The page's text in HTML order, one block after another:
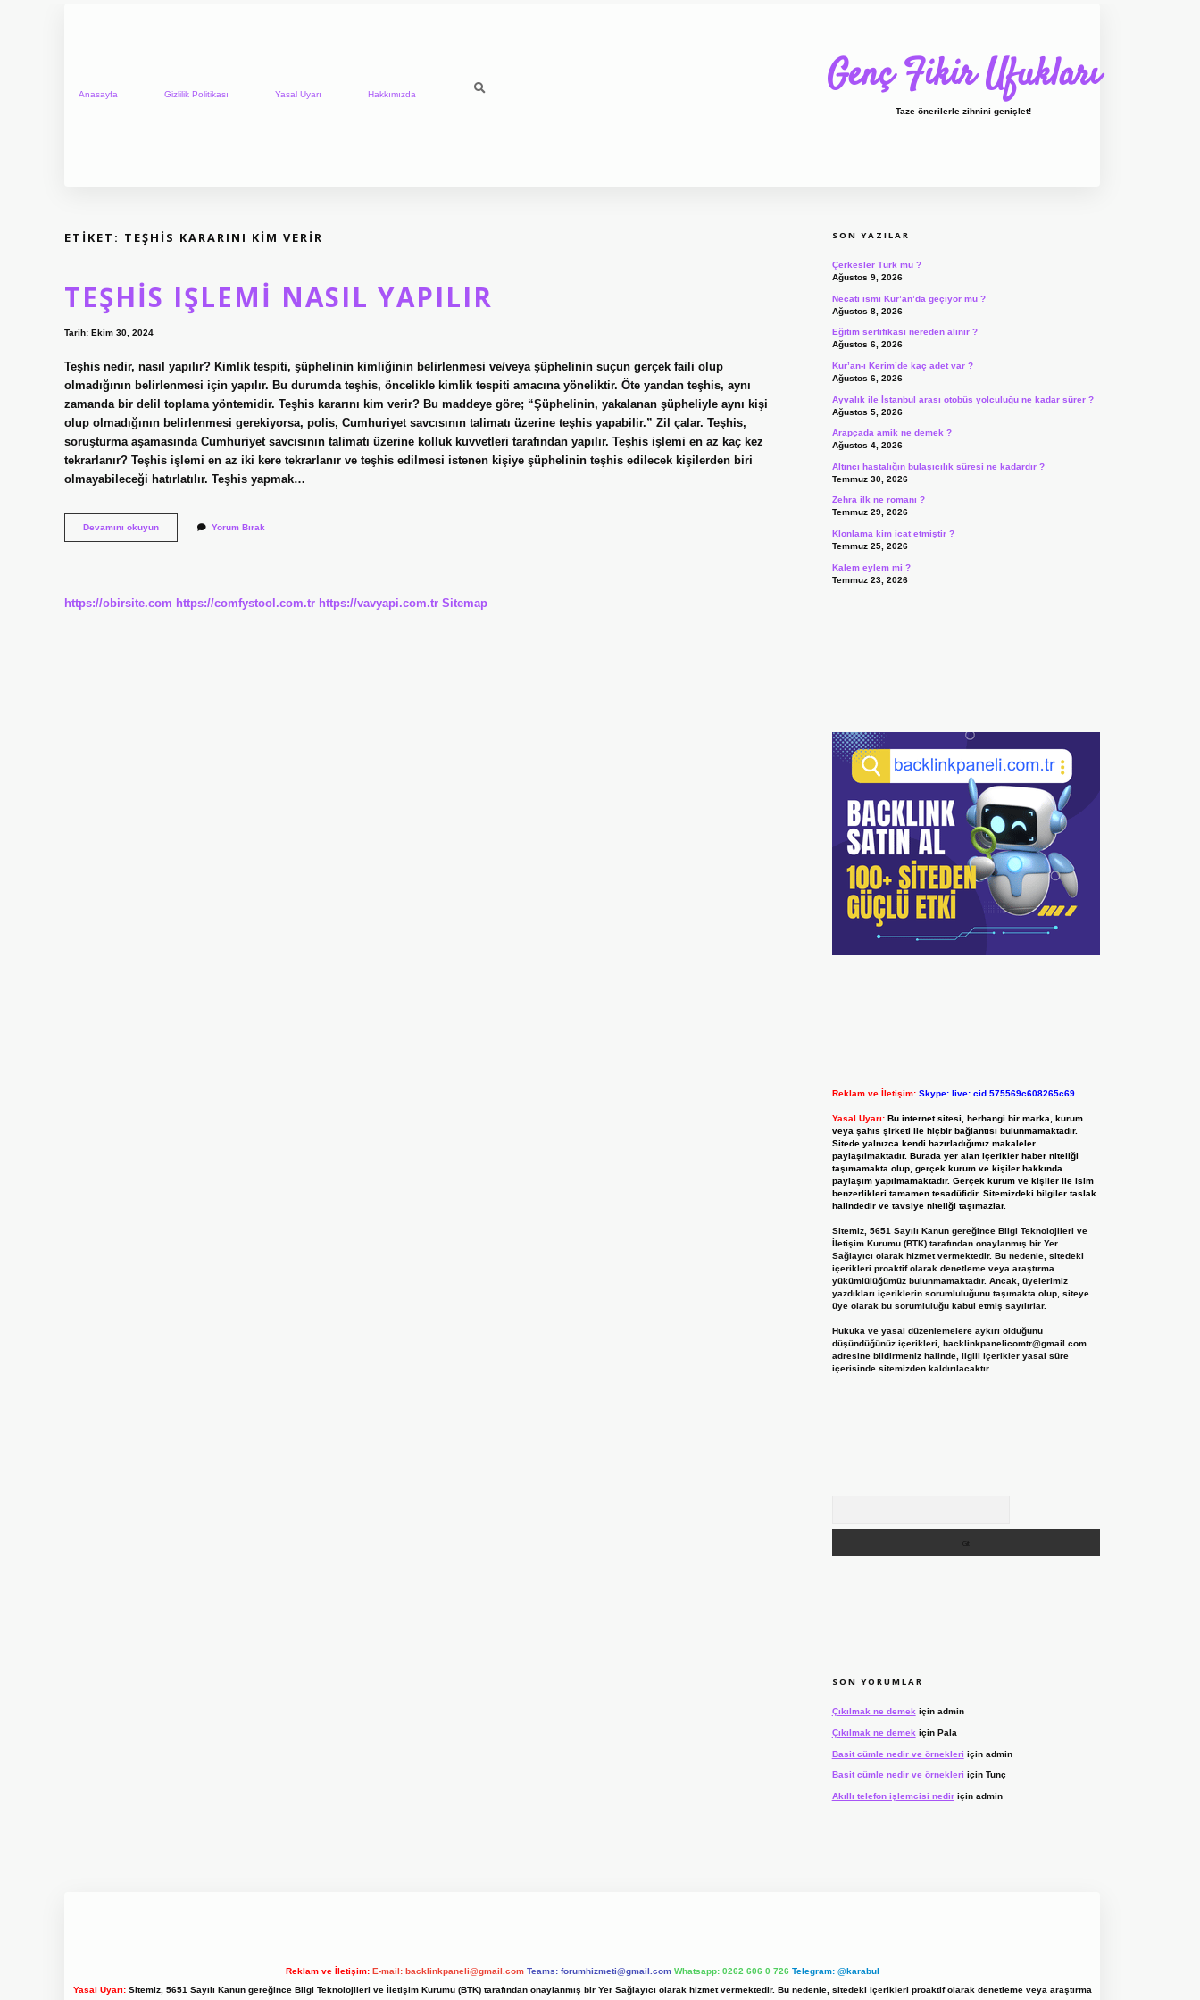
Anasayfa Gizlilik Politikası Yasal Uyarı Hakkımızda Genç Fikir Ufukları
Taze önerilerle zihnini genişlet!
ETIKET: TEŞHIS KARARINI KIM VERIR
TEŞHIS IŞLEMI NASIL YAPILIR
Tarih: Ekim 30, 2024
Teşhis nedir, nasıl yapılır? Kimlik tespiti, şüphelinin kimliğinin belirlenmesi ve/veya şüphelinin suçun gerçek faili olup
olmadığının belirlenmesi için yapılır. Bu durumda teşhis, öncelikle kimlik tespiti amacına yöneliktir. Öte yandan teşhis, aynı
zamanda bir delil toplama yöntemidir. Teşhis kararını kim verir? Bu maddeye göre; “Şüphelinin, yakalanan şüpheliyle aynı kişi
olup olmadığının belirlenmesi gerekiyorsa, polis, Cumhuriyet savcısının talimatı üzerine teşhis yapabilir.” Zil çalar. Teşhis,
soruşturma aşamasında Cumhuriyet savcısının talimatı üzerine kolluk kuvvetleri tarafından yapılır. Teşhis işlemi en az kaç kez
tekrarlanır? Teşhis işlemi en az iki kere tekrarlanır ve teşhis edilmesi istenen kişiye şüphelinin teşhis edilecek kişilerden biri
olmayabileceği hatırlatılır. Teşhis yapmak…
Devamını okuyunTeşhis
Işlemi
Yorum Bırak
https://obirsite.com https://comfystool.com.tr https://vavyapi.com.tr Sitemap
SON YAZILAR
Çerkesler Türk mü ?
Ağustos 9, 2026
Necati ismi Kur’an’da geçiyor mu ?
Ağustos 8, 2026
Eğitim sertifikası nereden alınır ?
Ağustos 6, 2026
Kur’an-ı Kerim’de kaç adet var ?
Ağustos 6, 2026
Ayvalık ile İstanbul arası otobüs yolculuğu ne kadar sürer ?
Ağustos 5, 2026
Arapçada amik ne demek ?
Ağustos 4, 2026
Altıncı hastalığın bulaşıcılık süresi ne kadardır ?
Temmuz 30, 2026
Zehra ilk ne romanı ?
Temmuz 29, 2026
Klonlama kim icat etmiştir ?
Temmuz 25, 2026
Kalem eylem mi ?
Temmuz 23, 2026
Reklam ve İletişim: Skype: live:.cid.575569c608265c69
Yasal Uyarı: Bu internet sitesi, herhangi bir marka, kurum
veya şahıs şirketi ile hiçbir bağlantısı bulunmamaktadır.
Sitede yalnızca kendi hazırladığımız makaleler
paylaşılmaktadır. Burada yer alan içerikler haber niteliği
taşımamakta olup, gerçek kurum ve kişiler hakkında
paylaşım yapılmamaktadır. Gerçek kurum ve kişiler ile isim
benzerlikleri tamamen tesadüfidir. Sitemizdeki bilgiler taslak
halindedir ve tavsiye niteliği taşımazlar.
Sitemiz, 5651 Sayılı Kanun gereğince Bilgi Teknolojileri ve
İletişim Kurumu (BTK) tarafından onaylanmış bir Yer
Sağlayıcı olarak hizmet vermektedir. Bu nedenle, sitedeki
içerikleri proaktif olarak denetleme veya araştırma
yükümlülüğümüz bulunmamaktadır. Ancak, üyelerimiz
yazdıkları içeriklerin sorumluluğunu taşımakta olup, siteye
üye olarak bu sorumluluğu kabul etmiş sayılırlar.
Hukuka ve yasal düzenlemelere aykırı olduğunu
düşündüğünüz içerikleri, backlinkpanelicomtr@gmail.com
adresine bildirmeniz halinde, ilgili içerikler yasal süre
içerisinde sitemizden kaldırılacaktır.
SON YORUMLAR
Çıkılmak ne demekiçin admin
Çıkılmak ne demek için Pala
Basit cümle nedir ve örnekleri için admin
Basit cümle nedir ve örnekleri için Tunç
Akıllı telefon işlemcisi nediriçin admin
Reklam ve İletişim: E-mail: backlinkpaneli@gmail.com Teams: forumhizmeti@gmail.com Whatsapp: 0262 606 0 726 Telegram: @karabul
Yasal Uyarı:Sitemiz, 5651 Sayılı Kanun gereğince Bilgi Teknolojileri ve İletişim Kurumu (BTK) tarafından onaylanmış bir Yer Sağlayıcı olarak hizmet vermektedir. Bu nedenle, sitedeki içerikleri proaktif olarak denetleme veya araştırma